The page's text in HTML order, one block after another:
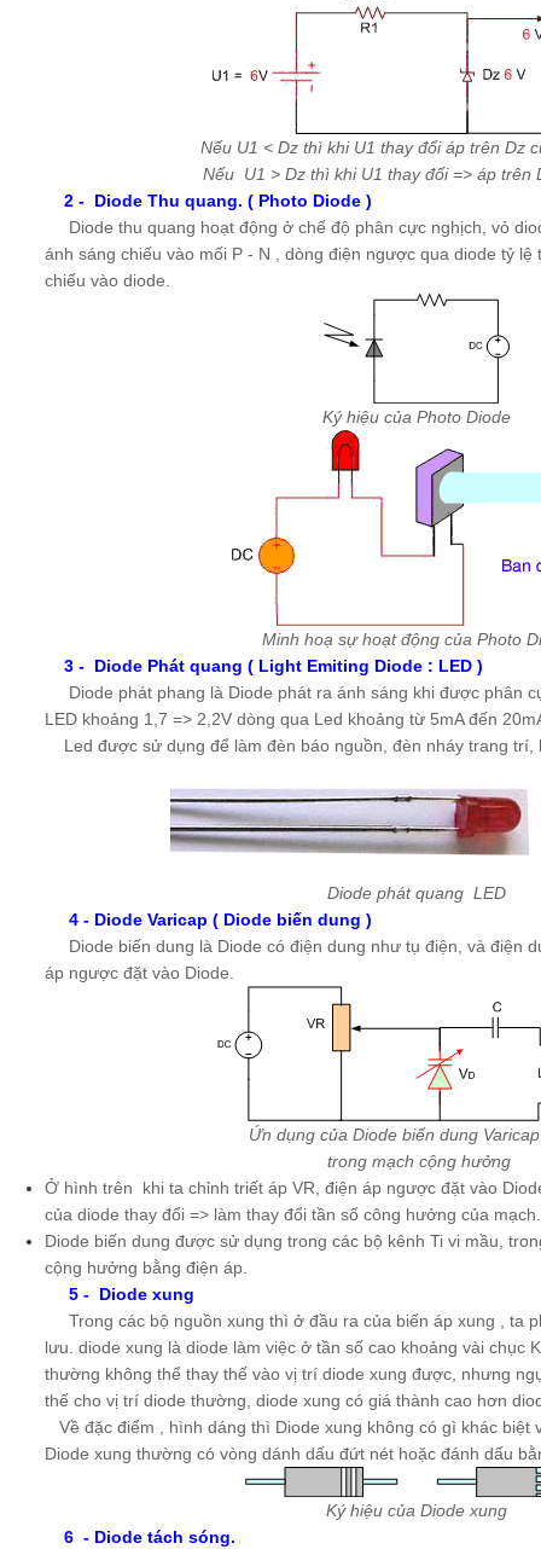
Nếu U1 < Dz thì khi U1 thay đổi áp trên Dz
Nếu U1 > Dz thì khi U1 thay đổi => áp trên
2 - Diode Thu quang. ( Photo Diode )
Diode thu quang hoạt động ở chế độ phân cực nghịch, vỏ
ánh sáng chiếu vào mối P - N , dòng điện ngược qua diode tỷ
chiếu vào diode.
Ký hiệu của Photo Diode
Minh hoạ sự hoạt động của Photo
3 - Diode Phát quang ( Light Emiting Diode : LED )
Diode phát phang là Diode phát ra ánh sáng khi được phân
LED khoảng 1,7 => 2,2V dòng qua Led khoảng từ 5mA đến
Led được sử dụng để làm đèn báo nguồn, đèn nháy trang trí,
Diode phát quang LED
4 - Diode Varicap ( Diode biến dung )
Diode biến dung là Diode có điện dung như tụ điện, và điện
áp ngược đặt vào Diode.
Ứn dụng của Diode biến dung
trong mạch cộng hưởng
Ở hình trên khi ta chỉnh triết áp VR, điện áp ngược đặt vào
của diode thay đổi => làm thay đổi tần số công hưởng của mạch.
Diode biến dung được sử dụng trong các bộ kênh Ti vi mầu,
cộng hưởng bằng điện áp.
5 - Diode xung
Trong các bộ nguồn xung thì ở đầu ra của biến áp xung , ta
lưu. diode xung là diode làm việc ở tần số cao khoảng vài chục
thường không thể thay thế vào vị trí diode xung được, nhưng
thế cho vị trí diode thường, diode xung có giá thành cao hơn
Về đặc điểm , hình dáng thì Diode xung không có gì khác
Diode xung thường có vòng dánh dấu đứt nét hoặc đánh dấu
Ký hiệu của Diode xung
6 - Diode tách sóng.